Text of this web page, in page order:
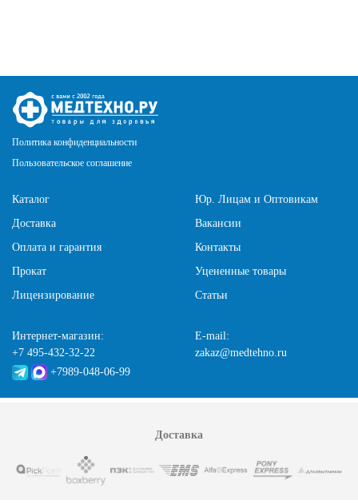
Политика конфиденциальности
Пользовательское соглашение
Каталог
Доставка
Оплата и гарантия
Прокат
Лицензирование
Юр. Лицам и Оптовикам
Вакансии
Контакты
Уцененные товары
Статьи
Интернет-магазин:
+7 495-432-32-22
+7989-048-06-99
E-mail:
zakaz@medtehno.ru
Доставка